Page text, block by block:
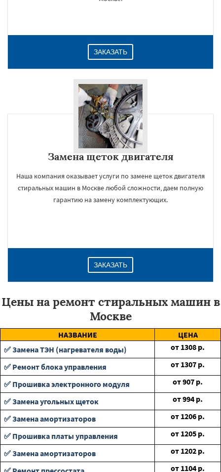
ЗАКАЗАТЬ
Замена щеток двигателя
Наша компания оказывает услуги по замене щеток двигателя
стиральных машин в Москве любой сложности, даем полную
гарантию на замену комплектующих.
ЗАКАЗАТЬ
Цены на ремонт стиральных машин в
Москве
НАЗВАНИЕ
ЦЕНА
✅ Замена ТЭН (нагревателя воды)
от 1308 р.
✅ Ремонт блока управления
от 1307 р.
✅ Прошивка электронного модуля
от907 р.
✅ Замена угольных щеток
от994 р.
✅ Замена амортизаторов
от 1206 р.
✅ Прошивка платы управления
от 1205 р.
✅ Замена амортизаторов
от 1202 р.
от 1104 р.